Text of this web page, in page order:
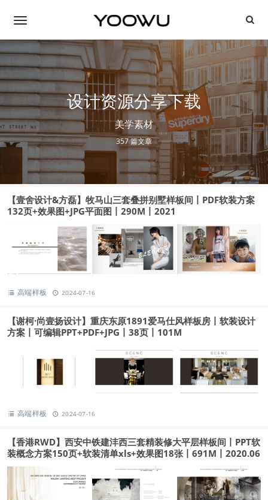
设计资源分享下载
美学素材
357 篇文章
【壹舍设计&方磊】牧马山三套叠拼别墅样板间丨PDF软装方案
132页+效果图+JPG平面图丨290M丨2021
高端样板 2024-07-16
【谢柯·尚壹扬设计】重庆东原1891爱马仕风样板房丨软装设计
方案丨可编辑PPT+PDF+JPG丨38页丨101M
高端样板 2024-07-16
【香港RWD】西安中铁建沣西三套精装修大平层样板间丨PPT软
装概念方案150页+软装清单xls+效果图18张丨691M丨2020.06